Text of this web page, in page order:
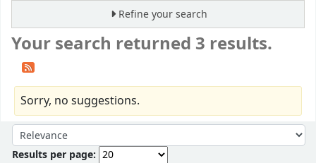
Refine your search
Your search returned 3 results.
Sorry, no suggestions.
Sort by:
Results per page: